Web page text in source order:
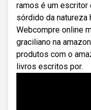
ramos é um escritor
sórdido da natureza
Webcompre online
graciliano na
produtos com o
livros escritos por.